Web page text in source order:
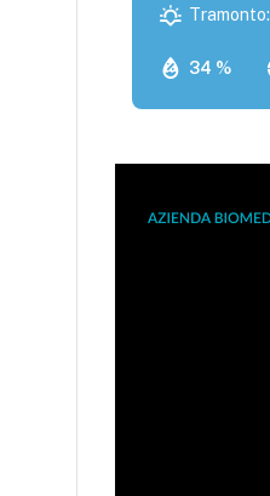
34 %
Tramonto: